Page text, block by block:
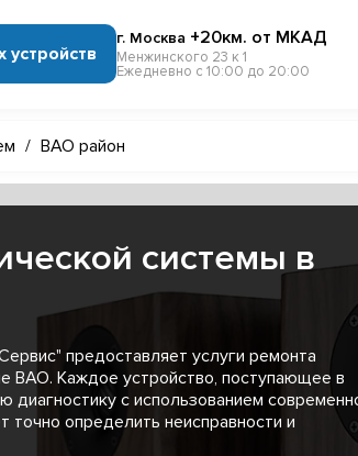
г. Москва +20км. от МКАД
Менжинского 23 к 1
Ежедневно с 10:00 до 20:00
/ ВАО район
системы в
предоставляет услуги ремонта
ВАО. Каждое устройство, поступающее в
диагностику с использованием
точно определить неисправности и